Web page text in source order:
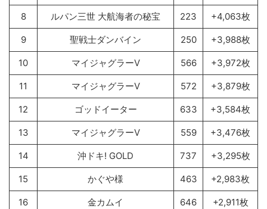
8 ルパン三世 大航海者の秘宝 223 +4,063枚
9 聖戦士ダンバイン 250 +3,988枚
10 マイジャグラーV 566 +3,972枚
11 マイジャグラーV 572 +3,879枚
12 ゴッドイーター 633 +3,584枚
13 マイジャグラーV 559 +3,476枚
14 沖ドキ! GOLD 737 +3,295枚
15 かぐや様 463 +2,983枚
16 金カムイ 646 +2,911枚